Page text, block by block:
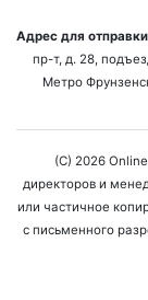
Адрес для
пр-т, д. 28,
Метро
(C) 2026
директоров и
или частичное
с письменного